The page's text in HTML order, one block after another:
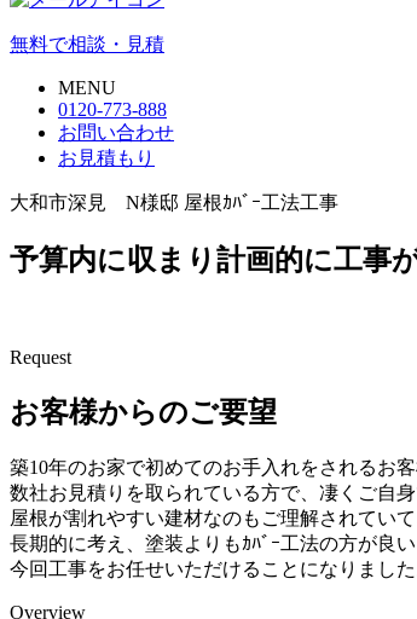
無料で相談・見積
MENU
0120-773-888
お問い合わせ
お見積もり
大和市深見 N様邸 屋根ｶﾊﾞｰ工法工事
予算内に収まり計画的に工事
Request
お客様からのご要望
築10年のお家で初めてのお手入れをされるお客
数社お見積りを取られている方で、凄くご自
屋根が割れやすい建材なのもご理解されてい
長期的に考え、塗装よりもｶﾊﾞｰ工法の方が良
今回工事をお任せいただけることになりました
Overview